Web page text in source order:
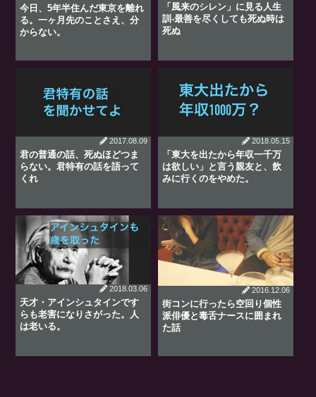
今日、5年半住んだ東京を離れ
る。一ヶ月先のことさえ、分
からない。
「風来のシレン」に見る人生
訓-最善を尽くしても死ぬ時は
死ぬ
2017.08.09
君の普通の話、死ぬほどつま
らない。君特有の話を語って
くれ
2018.05.15
「東大を出たから年収一千万
は欲しい」と言う親友と、飲
みに行くのをやめた。
2018.03.06
天才・アインシュタインです
らも老害になりさがった。人
は老いる。
2016.12.06
街コンに行ったら空回り個性
派俳優と毒舌ナースに囲まれ
た話